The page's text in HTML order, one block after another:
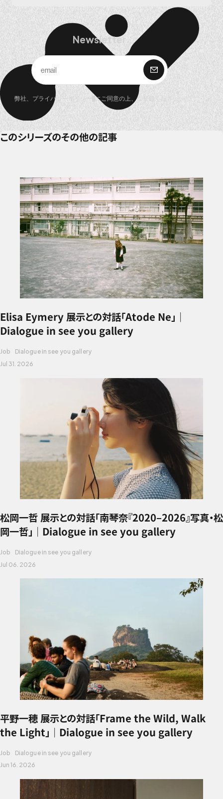
Newsletter
購 読
弊社、 プライバシーポリシー にご同意の上、ご登録ください。
このシリーズのその他の記事
Elisa Eymery 展示との対話「Atode Ne」｜
Dialogue in see you gallery
Job
Dialogue in see you gallery
Jul 31. 2026
松岡一哲 展示との対話「南琴奈『2020–2026』写真・松
岡一哲」｜Dialogue in see you gallery
Job
Dialogue in see you gallery
Jul 06. 2026
平野一穂 展示との対話「Frame the Wild, Walk
the Light」｜Dialogue in see you gallery
Job
Dialogue in see you gallery
Jun 16. 2026